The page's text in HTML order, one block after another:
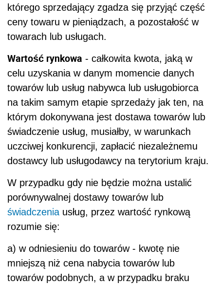
którego sprzedający zgadza się przyjąć część
ceny towaru w pieniądzach, a pozostałość w
towarach lub usługach.
Wartość rynkowa - całkowita kwota, jaką w
celu uzyskania w danym momencie danych
towarów lub usług nabywca lub usługobiorca
na takim samym etapie sprzedaży jak ten, na
którym dokonywana jest dostawa towarów lub
świadczenie usług, musiałby, w warunkach
uczciwej konkurencji, zapłacić niezależnemu
dostawcy lub usługodawcy na terytorium kraju.
W przypadku gdy nie będzie można ustalić
porównywalnej dostawy towarów lub
świadczenia usług, przez wartość rynkową
rozumie się:
a) w odniesieniu do towarów - kwotę nie
mniejszą niż cena nabycia towarów lub
towarów podobnych, a w przypadku braku